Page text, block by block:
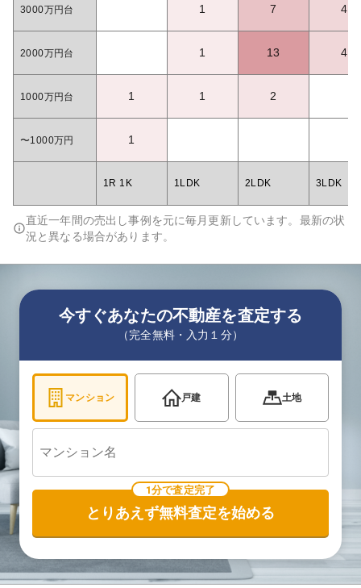
3000万円台 1 7 4
2000万円台 1 13 4
1000万円台 1 1 2
〜1000万円 1
1R 1K 1LDK 2LDK 3LDK
直近一年間の売出し事例を元に毎月更新しています。最新の状
況と異なる場合があります。
今すぐあなたの不動産を査定する
（完全無料・入力１分）
マンション 戸建 土地
1分で査定完了
とりあえず無料査定を始める